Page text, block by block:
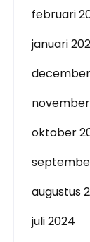
februari
januari
oktober
augustus
juli 2024